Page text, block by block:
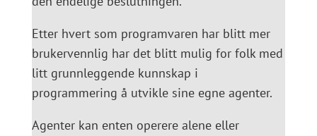
Etter hvert som programvaren har blitt mer
brukervennlig har det blitt mulig for folk med
litt grunnleggende kunnskap i
programmering å utvikle sine egne agenter.
Agenter kan enten operere alene eller